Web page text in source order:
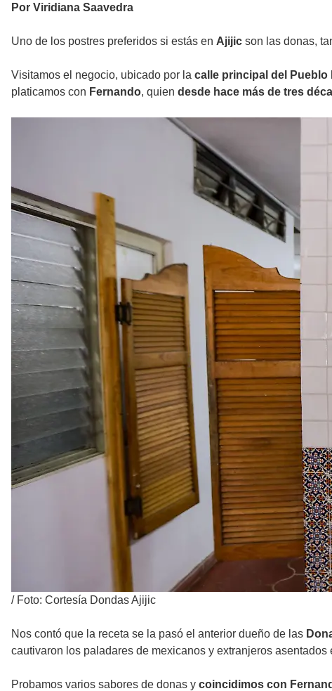
Por Viridiana Saavedra
Uno de los postres preferidos si estás en Ajijic son las donas,
Visitamos el negocio, ubicado por la calle principal del Pueblo
platicamos con Fernando, quien desde hace más de tres
/ Foto: Cortesía Dondas Ajijic
Nos contó que la receta se la pasó el anterior dueño de las
cautivaron los paladares de mexicanos y extranjeros asentados
Probamos varios sabores de donas y coincidimos con